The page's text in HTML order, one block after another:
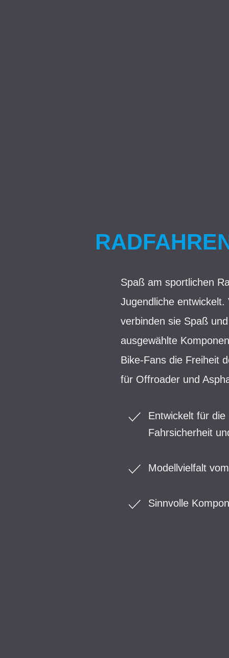
Spaß am sportlichen
Jugendliche
verbinden sie Spaß
ausgewählte
Bike-Fans die Freiheit
für Offroader und
Entwickelt für
Fahrsicherheit
Modellvielfalt
Sinnvolle